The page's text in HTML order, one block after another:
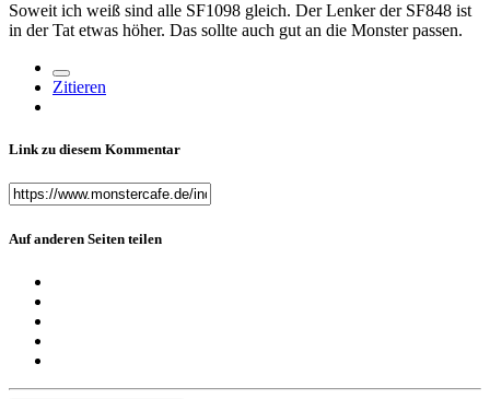
Soweit ich weiß sind alle SF1098 gleich. Der Lenker der SF848 ist
in der Tat etwas höher. Das sollte auch gut an die Monster passen.
Zitieren
Link zu diesem Kommentar
Auf anderen Seiten teilen